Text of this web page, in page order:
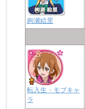
絢瀬絵里
転入生・モブキャ
ラ